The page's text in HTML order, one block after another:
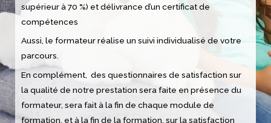
supérieur à 70 %) et délivrance d’un certificat de
compétences
Aussi, le formateur réalise un suivi individualisé de votre
parcours.
En complément, des questionnaires de satisfaction sur
la qualité de notre prestation sera faite en présence du
formateur, sera fait à la fin de chaque module de
formation, et à la fin de la formation, sur la satisfaction